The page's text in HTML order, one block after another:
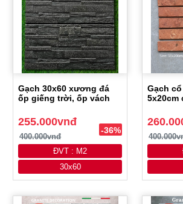
Gạch 30x60 xương đá
ốp giếng trời, ốp vách
255.000vnđ
400.000vnđ
-36%
ĐVT : M2
30x60
Gạch
5x20cm